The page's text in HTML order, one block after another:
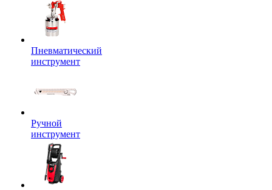
Пневматический
инструмент
Ручной
инструмент